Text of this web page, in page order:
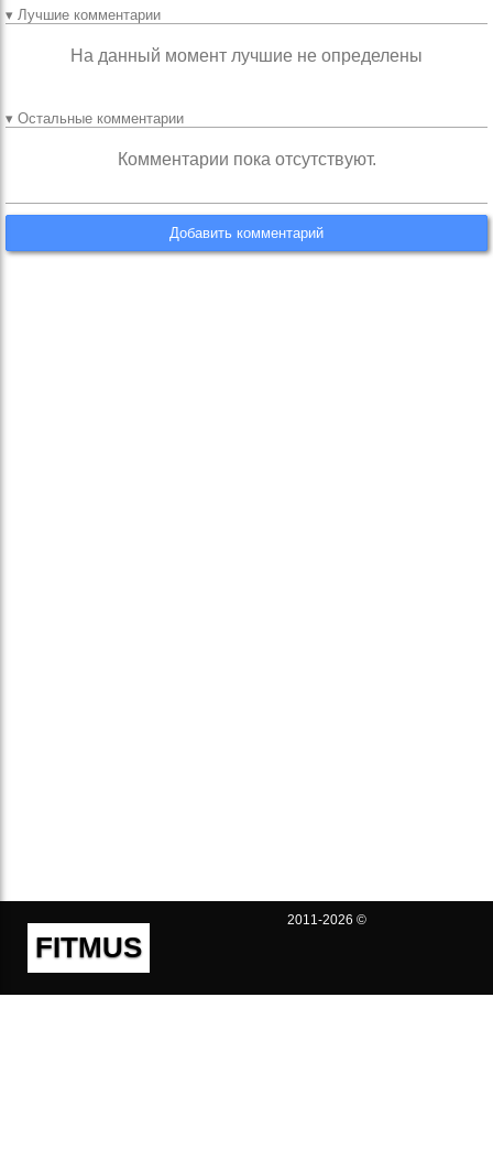
▾ Лучшие комментарии
На данный момент лучшие не определены
▾ Остальные комментарии
Комментарии пока отсутствуют.
Добавить комментарий
FITMUS
2011-2026 ©